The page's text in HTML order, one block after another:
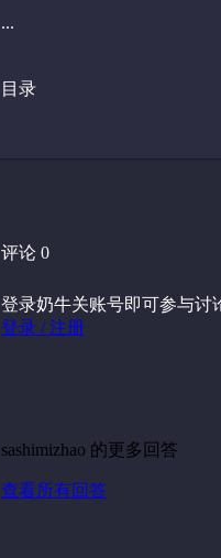
...
目录
评论 0
登录奶牛关账号即可参与讨
登录 / 注册
sashimizhao 的更多回答
查看所有回答